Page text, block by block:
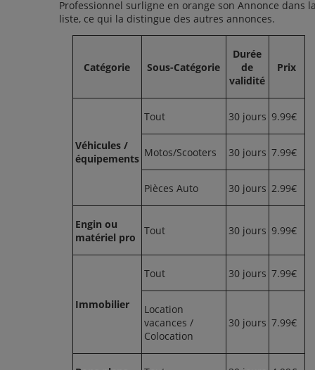
Professionnel surligne en orange son Annonce dans
liste, ce qui la distingue des autres annonces.
Catégorie Sous-Catégorie
Durée
de
validité
Prix
Véhicules /
équipements
Tout 30 jours 9.99€
Motos/Scooters 30 jours 7.99€
Pièces Auto 30 jours 2.99€
Engin ou
matériel pro
Tout 30 jours 9.99€
Immobilier
Tout 30 jours 7.99€
Location
vacances /
Colocation
30 jours 7.99€